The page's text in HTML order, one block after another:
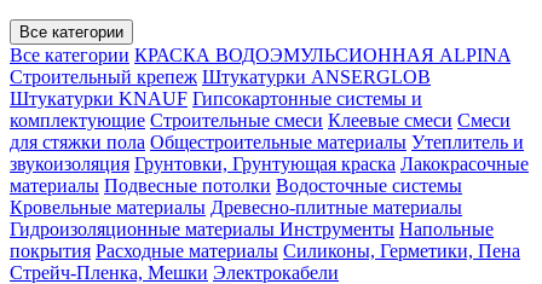
Все категории
Все категории КРАСКА ВОДОЭМУЛЬСИОННАЯ ALPINA
Строительный крепеж Штукатурки ANSERGLOB
Штукатурки KNAUF Гипсокартонные системы и
комплектующие Строительные смеси Клеевые смеси Смеси
для стяжки пола Общестроительные материалы Утеплитель и
звукоизоляция Грунтовки, Грунтующая краска Лакокрасочные
материалы Подвесные потолки Водосточные системы
Кровельные материалы Древесно-плитные материалы
Гидроизоляционные материалы Инструменты Напольные
покрытия Расходные материалы Силиконы, Герметики, Пена
Стрейч-Пленка, Мешки Электрокабели